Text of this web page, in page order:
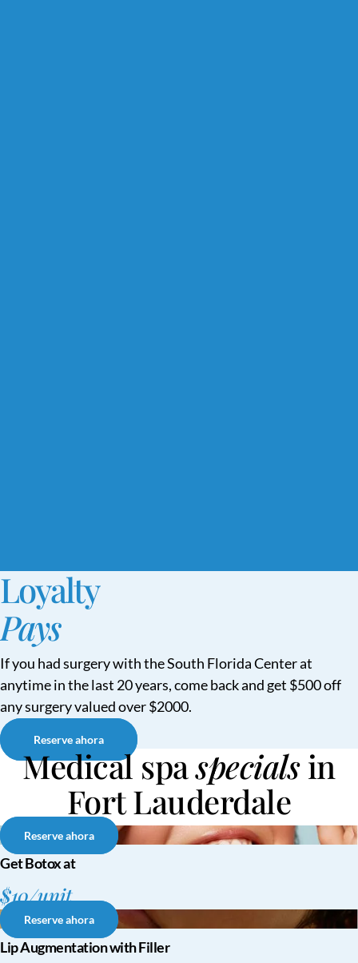
Loyalty
Pays
If you had surgery with the South Florida Center at
anytime in the last 20 years, come back and get $500 off
any surgery valued over $2000.
Reserve ahora
Medical spaspecialsin
Fort Lauderdale
Reserve ahora
Get Botox at
$10/unit
Reserve ahora
Lip Augmentation with Filler